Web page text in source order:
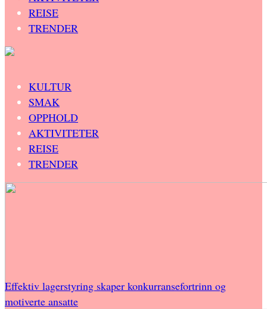
REISE
TRENDER
KULTUR
SMAK
OPPHOLD
AKTIVITETER
REISE
TRENDER
Effektiv lagerstyring skaper konkurransefortrinn og
motiverte ansatte